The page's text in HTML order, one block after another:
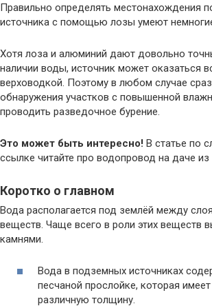
Правильно определять местонахождения
источника с помощью лозы умеют
Хотя лоза и алюминий дают довольно
наличии воды, источник может оказаться
верховодкой. Поэтому в любом случае
обнаружения участков с повышенной
проводить разведочное бурение.
Это может быть интересно! В статье по
ссылке читайте про водопровод на даче
Коротко о главном
Вода располагается под землёй между
веществ. Чаще всего в роли этих веществ
камнями.
Вода в подземных источниках
песчаной прослойке, которая
различную толщину.